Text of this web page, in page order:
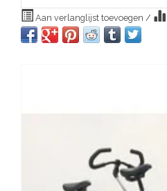
Aan verlanglijst toevoegen /